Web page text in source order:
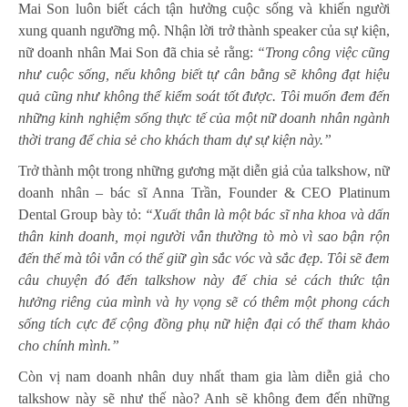
Mai Son luôn biết cách tận hưởng cuộc sống và khiến người
xung quanh ngưỡng mộ. Nhận lời trở thành speaker của sự kiện,
nữ doanh nhân Mai Son đã chia sẻ rằng: “Trong công việc cũng
như cuộc sống, nếu không biết tự cân bằng sẽ không đạt hiệu
quả cũng như không thể kiểm soát tốt được. Tôi muốn đem đến
những kinh nghiệm sống thực tế của một nữ doanh nhân ngành
thời trang để chia sẻ cho khách tham dự sự kiện này.”
Trở thành một trong những gương mặt diễn giả của talkshow, nữ
doanh nhân – bác sĩ Anna Trần, Founder & CEO Platinum
Dental Group bày tỏ: “Xuất thân là một bác sĩ nha khoa và dấn
thân kinh doanh, mọi người vẫn thường tò mò vì sao bận rộn
đến thế mà tôi vẫn có thể giữ gìn sắc vóc và sắc đẹp. Tôi sẽ đem
câu chuyện đó đến talkshow này để chia sẻ cách thức tận
hưởng riêng của mình và hy vọng sẽ có thêm một phong cách
sống tích cực để cộng đồng phụ nữ hiện đại có thể tham khảo
cho chính mình.”
Còn vị nam doanh nhân duy nhất tham gia làm diễn giả cho
talkshow này sẽ như thế nào? Anh sẽ không đem đến những